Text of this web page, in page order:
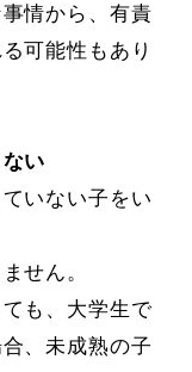
情から、有責
可能性もあり
い
いない子をい
せん。
も、大学生で
、未成熟の子